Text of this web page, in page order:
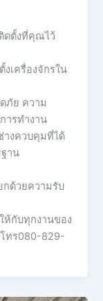
ดตั้งที่คุณไว้
เครื่องจักรใน
ภัย ความ
ารทำงาน
างควบคุมที่ได้
าน
กด้วยความรับ
ห้กับทุกงานของ
ทร080-829-